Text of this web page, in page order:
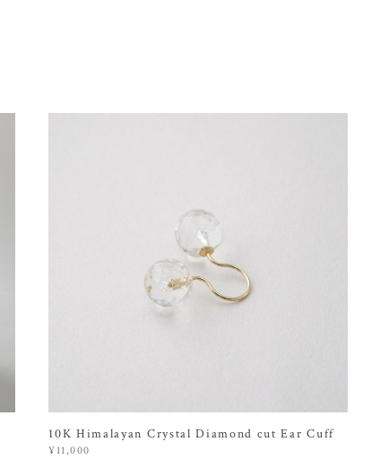
10K Himalayan Crystal Diamond cut Ear Cuff
¥11,000